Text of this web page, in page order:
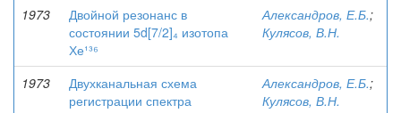
1973
Двойной резонанс в
состоянии 5d[7/2]₄ изотопа
Хе¹³⁶
Александров, Е.Б.;
Кулясов, В.Н.
1973
Двухканальная схема
регистрации спектра
Александров, Е.Б.;
Кулясов, В.Н.